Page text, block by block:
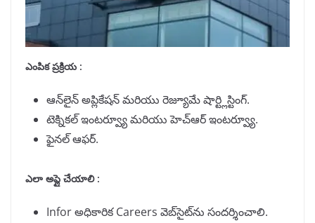
ఎంపిక ప్రక్రియ :
ఆన్‌లైన్ అప్లికేషన్ మరియు రెజ్యూమే షార్ట్లిస్టింగ్.
టెక్నికల్ ఇంటర్వ్యూ మరియు హెచ్‌ఆర్ ఇంటర్వ్యూ.
ఫైనల్ ఆఫర్.
ఎలా అప్లై చేయాలి :
Infor అధికారిక Careers వెబ్‌సైట్‌ను సందర్శించాలి.